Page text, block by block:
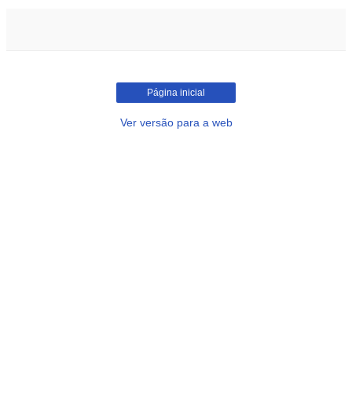
Página inicial
Ver versão para a web